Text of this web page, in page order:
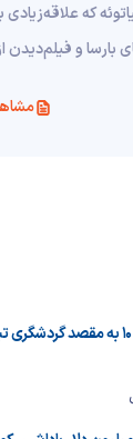
که
بارسا و فیلم‌دیدن
تصویر لاک اسکرین ویندوز ۱۰ به مقصد